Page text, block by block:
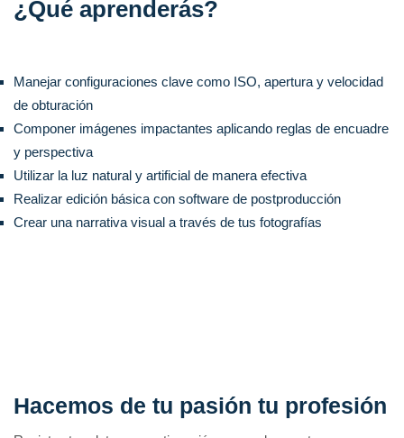
¿Qué aprenderás?
Manejar configuraciones clave como ISO, apertura y velocidad
de obturación
Componer imágenes impactantes aplicando reglas de encuadre
y perspectiva
Utilizar la luz natural y artificial de manera efectiva
Realizar edición básica con software de postproducción
Crear una narrativa visual a través de tus fotografías
Hacemos de tu pasión tu profesión